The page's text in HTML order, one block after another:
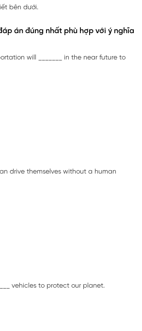
bên dưới.
án đúng nhất phù hợp với ý nghĩa
will _______ in the near future to
drive themselves without a human
vehicles to protect our planet.